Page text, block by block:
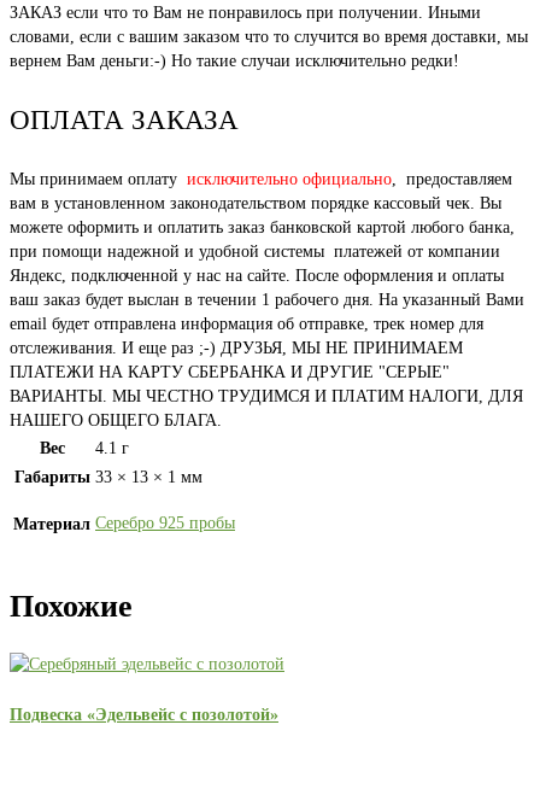
ЗАКАЗ если что то Вам не понравилось при получении. Иными
словами, если с вашим заказом что то случится во время доставки, мы
вернем Вам деньги:-) Но такие случаи исключительно редки!
ОПЛАТА ЗАКАЗА
Мы принимаем оплату исключительно официально, предоставляем
вам в установленном законодательством порядке кассовый чек. Вы
можете оформить и оплатить заказ банковской картой любого банка,
при помощи надежной и удобной системы платежей от компании
Яндекс, подключенной у нас на сайте. После оформления и оплаты
ваш заказ будет выслан в течении 1 рабочего дня. На указанный Вами
email будет отправлена информация об отправке, трек номер для
отслеживания. И еще раз ;-) ДРУЗЬЯ, МЫ НЕ ПРИНИМАЕМ
ПЛАТЕЖИ НА КАРТУ СБЕРБАНКА И ДРУГИЕ "СЕРЫЕ"
ВАРИАНТЫ. МЫ ЧЕСТНО ТРУДИМСЯ И ПЛАТИМ НАЛОГИ, ДЛЯ
НАШЕГО ОБЩЕГО БЛАГА.
Вес
4.1 г
Габариты 33 × 13 × 1 мм
Материал Серебро 925 пробы
Похожие
Подвеска «Эдельвейс с позолотой»